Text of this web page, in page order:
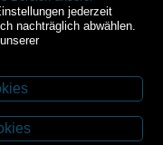
jederzeit
nachträglich abwählen.